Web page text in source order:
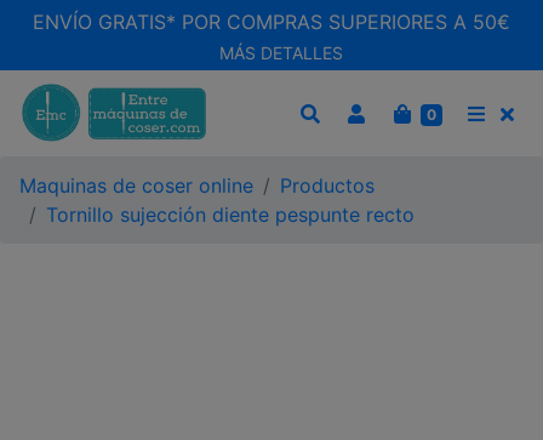
ENVÍO GRATIS* POR COMPRAS SUPERIORES A 50€
MÁS DETALLES
CARRITO
0
Maquinas de coser online
Productos
Tornillo sujección diente pespunte recto